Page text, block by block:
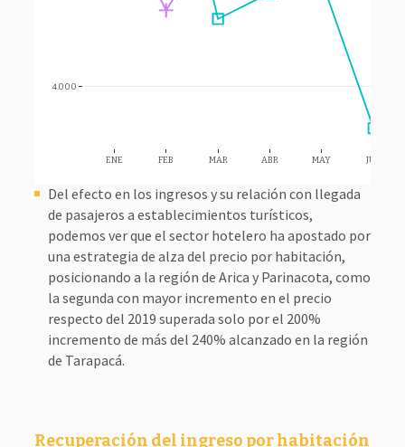
ENE FEB MAR ABR MAY JUN
4.000
Del efecto en los ingresos y su relación con llegada
de pasajeros a establecimientos turísticos,
podemos ver que el sector hotelero ha apostado por
una estrategia de alza del precio por habitación,
posicionando a la región de Arica y Parinacota, como
la segunda con mayor incremento en el precio
respecto del 2019 superada solo por el 200%
incremento de más del 240% alcanzado en la región
de Tarapacá.
Recuperación del ingreso por habitación